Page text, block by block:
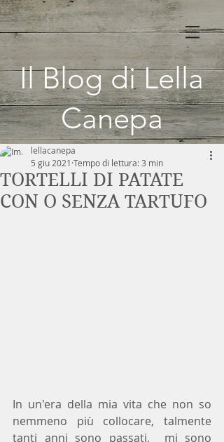
Il Blog di Lella
Canepa
TORTELLI DI PATATE
CON O SENZA TARTUFO
lellacanepa
5 giu 2021 Tempo di lettura: 3 min
In un'era della mia vita che non so
nemmeno più collocare, talmente
tanti anni sono passati,  mi sono